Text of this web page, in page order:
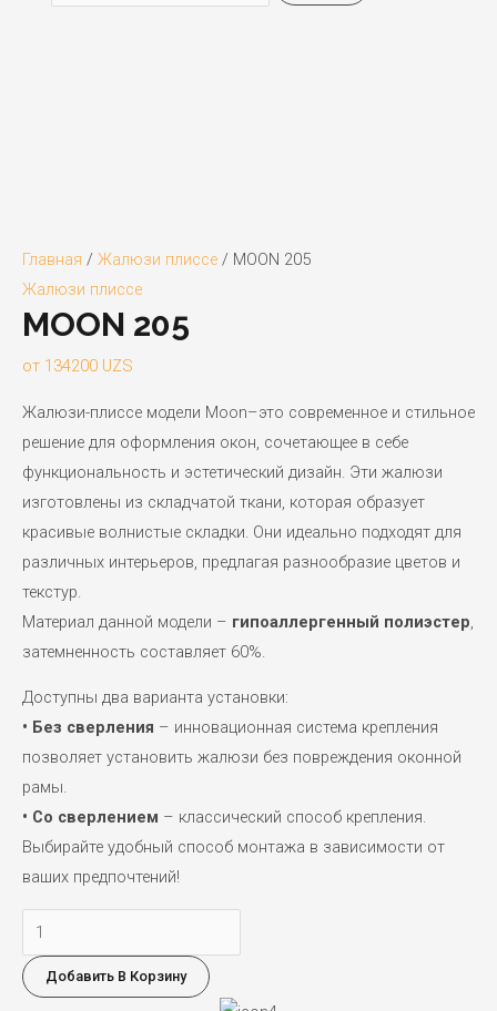
Главная / Жалюзи плиссе / MOON 205
Жалюзи плиссе
MOON 205
от 134200 UZS
Жалюзи-плиссе модели Moon–это современное и стильное
решение для оформления окон, сочетающее в себе
функциональность и эстетический дизайн. Эти жалюзи
изготовлены из складчатой ткани, которая образует
красивые волнистые складки. Они идеально подходят для
различных интерьеров, предлагая разнообразие цветов и
текстур.
Материал данной модели – гипоаллергенный полиэстер
затемненность составляет 60%.
Доступны два варианта установки:
• Без сверления – инновационная система крепления
позволяет установить жалюзи без повреждения оконной
рамы.
• Со сверлением – классический способ крепления.
Выбирайте удобный способ монтажа в зависимости от
ваших предпочтений!
Количество
товара
MOONДобавить В Корзину